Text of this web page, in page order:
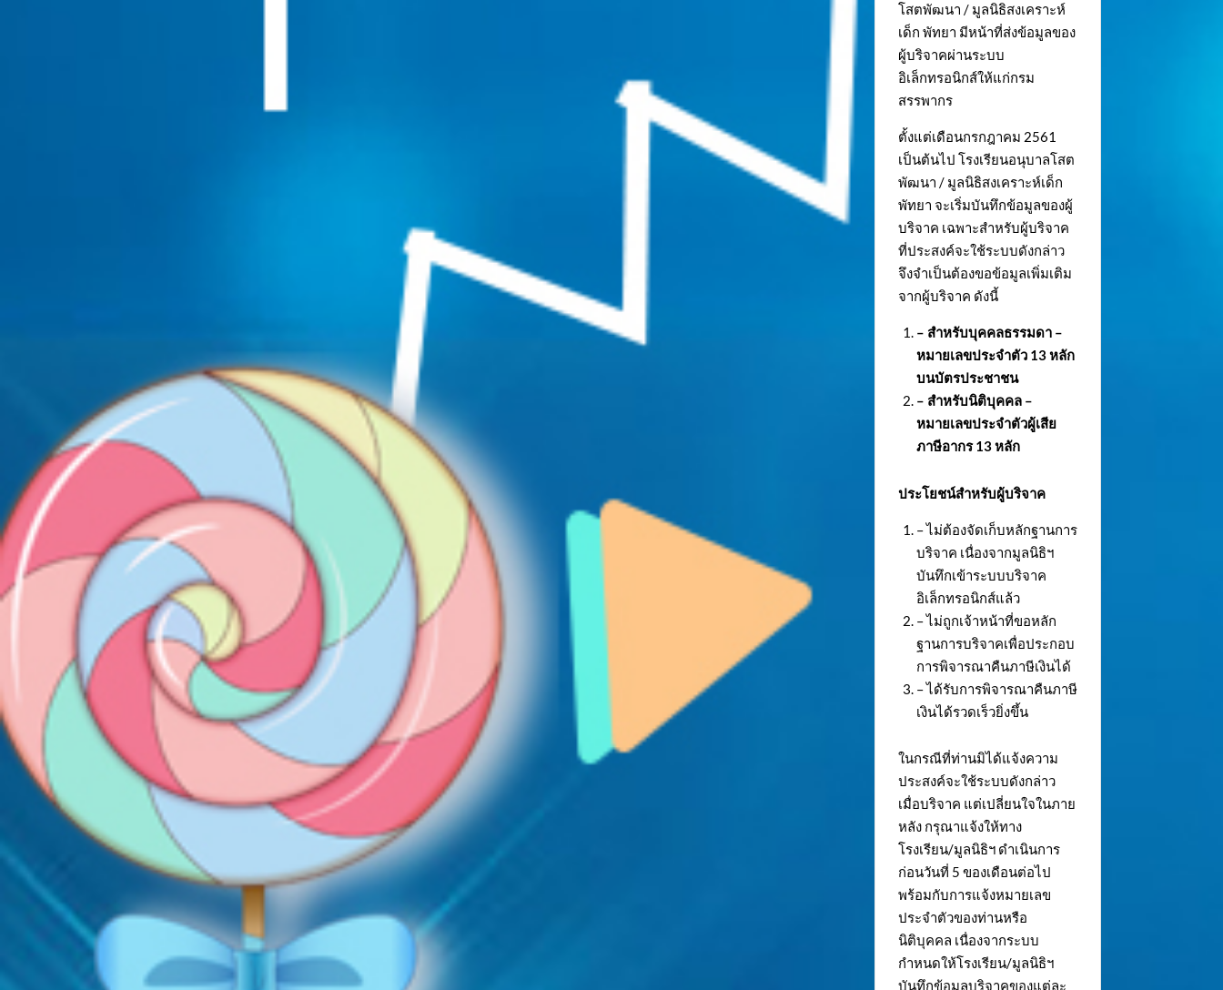
โสตพัฒนา / มูลนิธิสงเคราะห์
เด็ก พัทยา มีหน้าที่ส่งข้อมูลของ
ผู้บริจาคผ่านระบบ
อิเล็กทรอนิกส์ให้แก่กรม
สรรพากร
ตั้งแต่เดือนกรกฎาคม 2561
เป็นต้นไป โรงเรียนอนุบาลโสต
พัฒนา / มูลนิธิสงเคราะห์เด็ก
พัทยา จะเริ่มบันทึกข้อมูลของผู้
บริจาค เฉพาะสำหรับผู้บริจาค
ที่ประสงค์จะใช้ระบบดังกล่าว
จึงจำเป็นต้องขอข้อมูลเพิ่มเติม
จากผู้บริจาค ดังนี้
– สำหรับบุคคลธรรมดา –
หมายเลขประจำตัว 13 หลัก
บนบัตรประชาชน
– สำหรับนิติบุคคล –
หมายเลขประจำตัวผู้เสีย
ภาษีอากร 13 หลัก
ประโยชน์สำหรับผู้บริจาค
– ไม่ต้องจัดเก็บหลักฐานการ
บริจาค เนื่องจากมูลนิธิฯ
บันทึกเข้าระบบบริจาค
อิเล็กทรอนิกส์แล้ว
– ไม่ถูกเจ้าหน้าที่ขอหลัก
ฐานการบริจาคเพื่อประกอบ
การพิจารณาคืนภาษีเงินได้
– ได้รับการพิจารณาคืนภาษี
เงินได้รวดเร็วยิ่งขึ้น
ในกรณีที่ท่านมิได้แจ้งความ
ประสงค์จะใช้ระบบดังกล่าว
เมื่อบริจาค แต่เปลี่ยนใจในภาย
หลัง กรุณาแจ้งให้ทาง
โรงเรียน/มูลนิธิฯ ดำเนินการ
ก่อนวันที่ 5 ของเดือนต่อไป
พร้อมกับการแจ้งหมายเลข
ประจำตัวของท่านหรือ
นิติบุคคล เนื่องจากระบบ
กำหนดให้โรงเรียน/มูลนิธิฯ
บันทึกข้อมูลบริจาคของแต่ละ